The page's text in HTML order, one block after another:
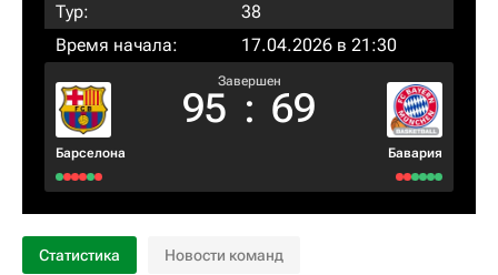
Тур:
38
Время начала:
17.04.2026 в 21:30
Барселона
Завершен
95 : 69
Бавария
Статистика Новости команд